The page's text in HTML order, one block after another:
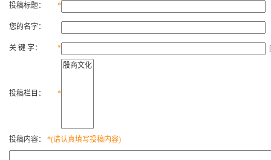
投稿标题： *
您的名字：
关 键 字： *
投稿栏目： *
投稿内容： *(请认真填写投稿内容)